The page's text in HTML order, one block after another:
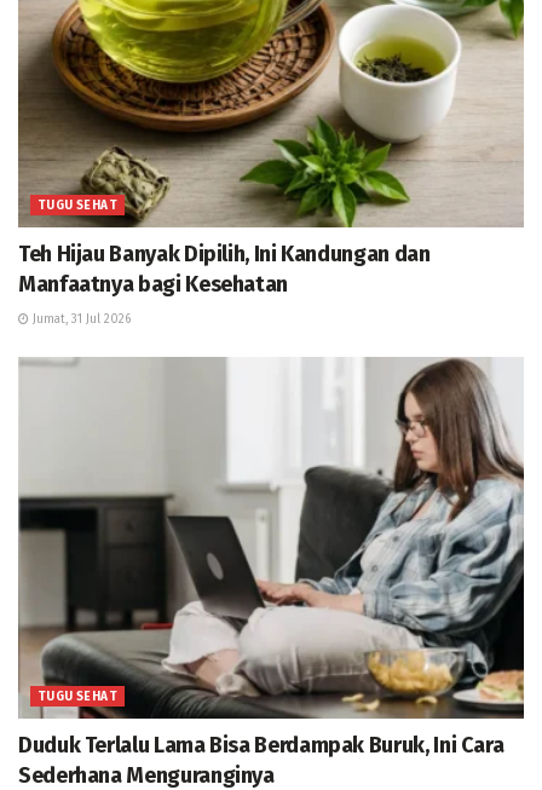
TUGU SEHAT
Teh Hijau Banyak Dipilih, Ini Kandungan dan
Manfaatnya bagi Kesehatan
Jumat, 31 Jul 2026
TUGU SEHAT
Duduk Terlalu Lama Bisa Berdampak Buruk, Ini Cara
Sederhana Menguranginya